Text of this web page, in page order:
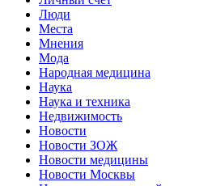
Люди
Места
Мнения
Мода
Народная медицина
Наука
Наука и техника
Недвижимость
Новости
Новости ЗОЖ
Новости медицины
Новости Москвы